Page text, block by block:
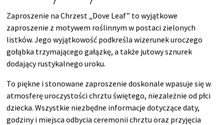
Zaproszenie na Chrzest „Dove Leaf” to wyjątkowe
zaproszenie z motywem roślinnym w postaci zielonych
listków. Jego wyjątkowość podkreśla wizerunek uroczego
gołąbka trzymającego gałązkę, a także jutowy sznurek
dodający rustykalnego uroku.
To piękne i stonowane zaproszenie doskonale wpasuje się w
atmosferę uroczystości chrztu świętego, niezależnie od płci
dziecka. Wszystkie niezbędne informacje dotyczące daty,
godziny i miejsca odbycia ceremonii chrztu oraz przyjęcia